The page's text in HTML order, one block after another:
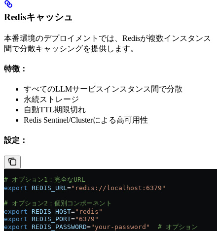
Redisキャッシュ
本番環境のデプロイメントでは、Redisが複数インスタンス
間で分散キャッシングを提供します。
特徴：
すべてのLLMサービスインスタンス間で分散
永続ストレージ
自動TTL期限切れ
Redis Sentinel/Clusterによる高可用性
設定：
# オプション1：完全なURL
export REDIS_URL ="redis://localhost:6379"
# オプション2：個別コンポーネント
export REDIS_HOST="redis"
export REDIS_PORT="6379"
export REDIS_PASSWORD="your-password"
  # オプション